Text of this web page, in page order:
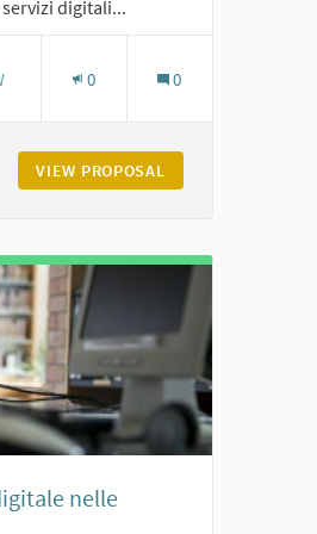
digitali...
0 0
VIEW PROPOSAL
nelle